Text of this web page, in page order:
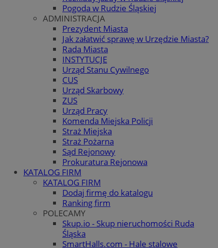
Pogoda w Rudzie Śląskiej
ADMINISTRACJA
Prezydent Miasta
Jak załatwić sprawę w Urzędzie Miasta?
Rada Miasta
INSTYTUCJE
Urząd Stanu Cywilnego
CUS
Urząd Skarbowy
ZUS
Urząd Pracy
Komenda Miejska Policji
Straż Miejska
Straż Pożarna
Sąd Rejonowy
Prokuratura Rejonowa
KATALOG FIRM
KATALOG FIRM
Dodaj firmę do katalogu
Ranking firm
POLECAMY
Skup.io - Skup nieruchomości Ruda
Śląska
SmartHalls.com - Hale stalowe